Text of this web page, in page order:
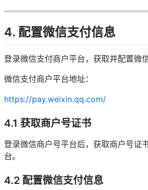
4. 配置微信支付信息
登录微信支付商户平台，获取并配置微
微信支付商户平台地址：
https://pay.weixin.qq.com/
4.1 获取商户号证书
登录微信商户号平台后，获取商户号证
台。
4.2 配置微信支付信息